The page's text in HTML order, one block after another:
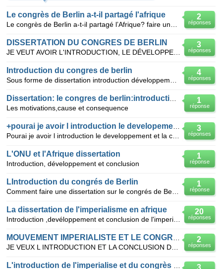
2
réponses
Le congrès de Berlin a-t-il partagé l'afrique
3
réponses
DISSERTATION DU CONGRES DE BERLIN
4
réponses
Introduction du congres de berlin
1
réponse
Les motivations,cause et consequence
3
réponses
1
réponse
L'ONU et l'Afrique dissertation
Introduction, développement et conclusion
1
réponse
LIntroduction du congrés de Berlin
20
réponses
La dissertation de l'imperialisme en afrique
2
réponses
3